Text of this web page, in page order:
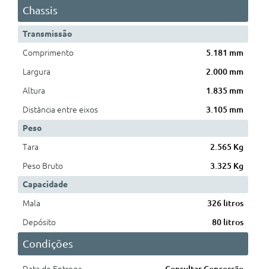
Chassis
Transmissão
Comprimento
5.181 mm
Largura
2.000 mm
Altura
1.835 mm
Distância entre eixos
3.105 mm
Peso
Tara
2.565 Kg
Peso Bruto
3.325 Kg
Capacidade
Mala
326 litros
Depósito
80 litros
Condições